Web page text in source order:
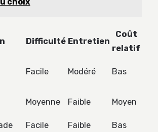
Difficulté Entretien
Coût
relatif
Facile Modéré Bas
Moyenne Faible Moyen
Facile Faible
Bas